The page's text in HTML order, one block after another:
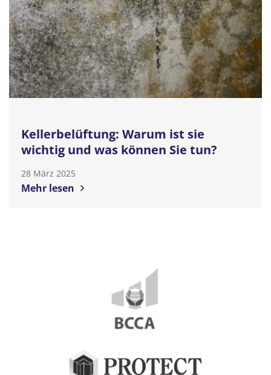
Kellerbelüftung: Warum ist sie
wichtig und was können Sie tun?
28 März 2025
Mehr lesen